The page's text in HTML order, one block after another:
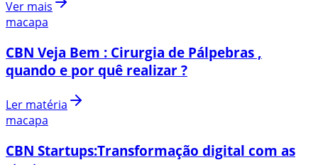
Ver mais
macapa
CBN Veja Bem : Cirurgia de Pálpebras ,
quando e por quê realizar ?
Ler matéria
macapa
CBN Startups:Transformação digital com as